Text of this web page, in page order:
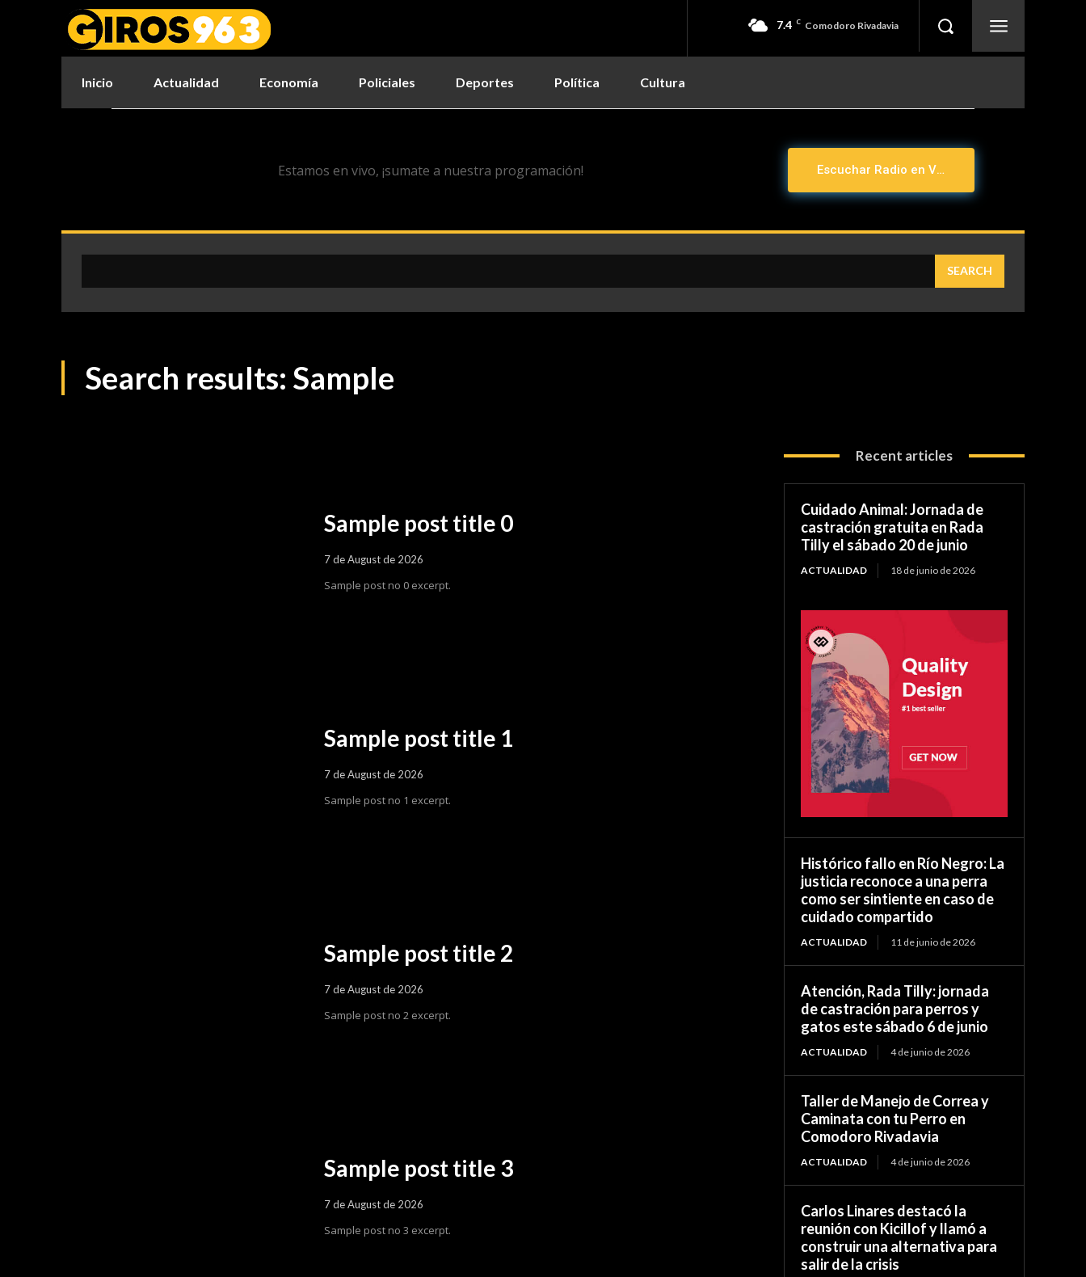
7.4 C Comodoro Rivadavia
Inicio Actualidad Economía Policiales Deportes Política Cultura
Estamos en vivo, ¡sumate a nuestra programación! Escuchar Radio en Vivo
SEARCH
Search results: Sample
Sample post title 0
7 de August de 2026
Sample post no 0 excerpt.
Sample post title 1
7 de August de 2026
Sample post no 1 excerpt.
Sample post title 2
7 de August de 2026
Sample post no 2 excerpt.
Sample post title 3
7 de August de 2026
Sample post no 3 excerpt.
Recent articles
Cuidado Animal: Jornada de
castración gratuita en Rada
Tilly el sábado 20 de junio
ACTUALIDAD 18 de junio de 2026
Histórico fallo en Río Negro: La
justicia reconoce a una perra
como ser sintiente en caso de
cuidado compartido
ACTUALIDAD 11 de junio de 2026
Atención, Rada Tilly: jornada
de castración para perros y
gatos este sábado 6 de junio
ACTUALIDAD 4 de junio de 2026
Taller de Manejo de Correa y
Caminata con tu Perro en
Comodoro Rivadavia
ACTUALIDAD 4 de junio de 2026
Carlos Linares destacó la
reunión con Kicillof y llamó a
construir una alternativa para
salir de la crisis